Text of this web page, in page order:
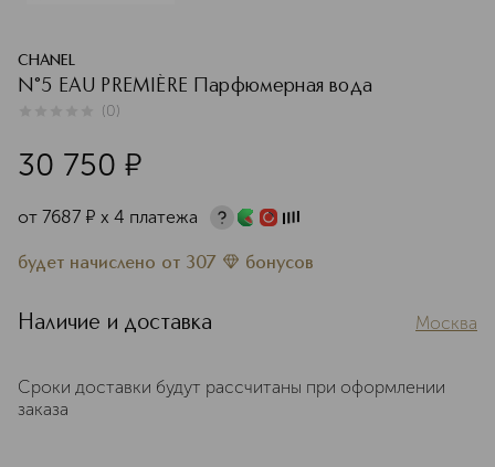
CHANEL
N°5 EAU PREMIÈRE Парфюмерная вода
(0)
30 750 ¤
от 7687 ¤ х 4 платежа
будет начислено от 307 бонусов
Наличие и доставка Москва
Сроки доставки будут рассчитаны при оформлении
заказа